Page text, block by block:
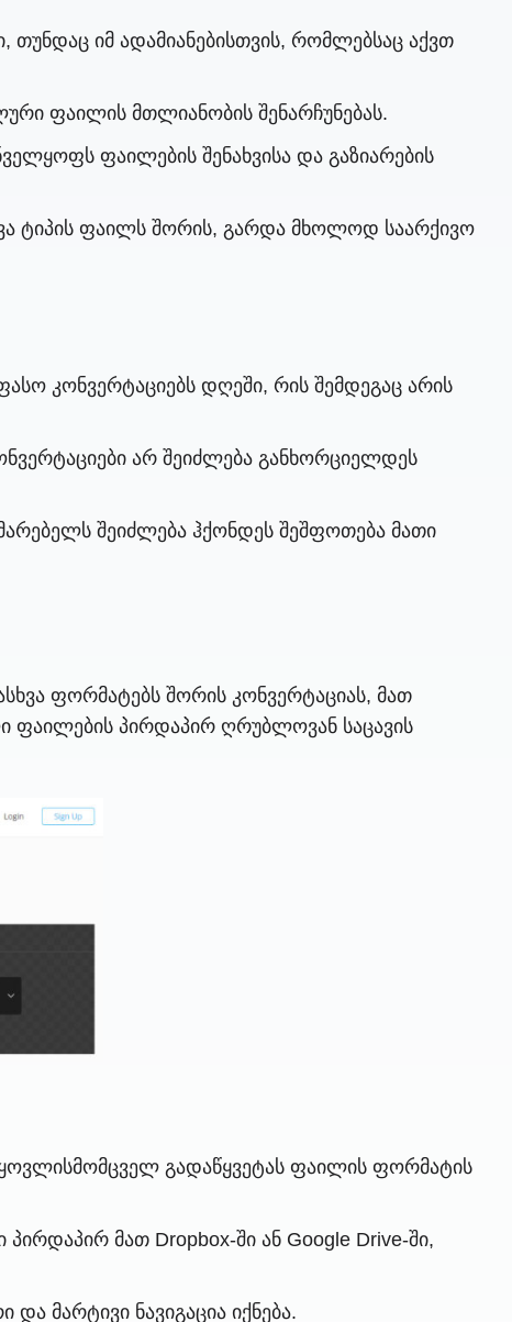
თუნდაც იმ ადამიანებისთვის, რომლებსაც აქვთ
ფაილის მთლიანობის შენარჩუნებას.
ფაილების შენახვისა და გაზიარების
ტიპის ფაილს შორის, გარდა მხოლოდ საარქივო
კონვერტაციებს დღეში, რის შემდეგაც არის
არ შეიძლება განხორციელდეს
შეიძლება ჰქონდეს შეშფოთება მათი
ფორმატებს შორის კონვერტაციას, მათ
ფაილების პირდაპირ ღრუბლოვან საცავის
ყოვლისმომცველ გადაწყვეტას ფაილის ფორმატის
მათ Dropbox-ში ან Google Drive-ში,
მარტივი ნავიგაცია იქნება.